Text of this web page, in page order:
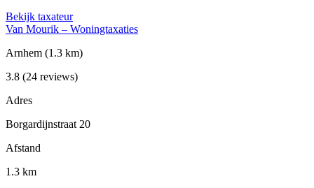
Bekijk taxateur
Van Mourik – Woningtaxaties
Arnhem (1.3 km)
3.8 (24 reviews)
Adres
Borgardijnstraat 20
Afstand
1.3 km